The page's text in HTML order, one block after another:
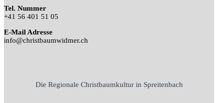
Tel. Nummer
+41 56 401 51 05
E-Mail Adresse
info@christbaumwidmer.ch
Die Regionale Christbaumkultur in Spreitenbach